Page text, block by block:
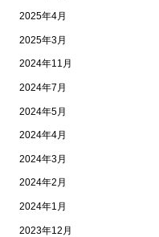
2025年4月
2025年3月
2024年11月
2024年7月
2024年5月
2024年4月
2024年3月
2024年2月
2024年1月
2023年12月